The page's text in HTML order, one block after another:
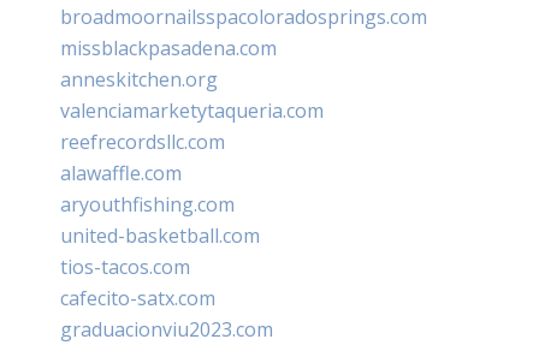
broadmoornailsspacoloradosprings.com
missblackpasadena.com
anneskitchen.org
valenciamarketytaqueria.com
reefrecordsllc.com
alawaffle.com
aryouthfishing.com
united-basketball.com
tios-tacos.com
cafecito-satx.com
graduacionviu2023.com